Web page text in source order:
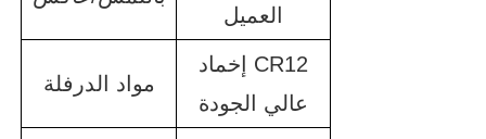
العميل
مواد الدرفلة
إخماد CR12
عالي الجودة